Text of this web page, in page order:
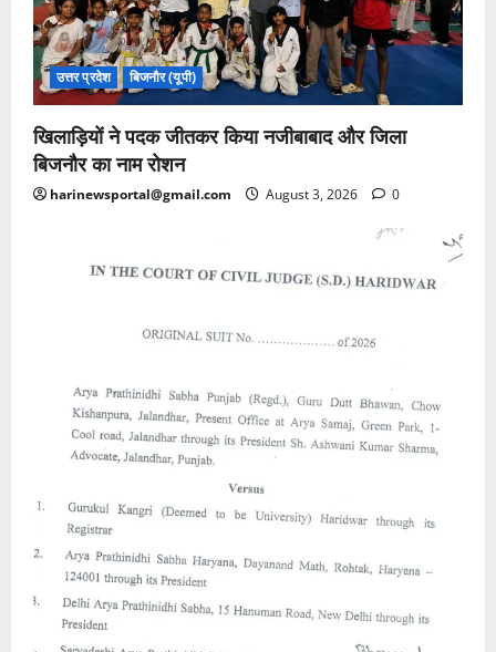
उत्तर प्रदेश बिजनौर (यूपी)
खिलाड़ियों ने पदक जीतकर किया नजीबाबाद और जिला
बिजनौर का नाम रोशन
harinewsportal@gmail.com August 3, 2026 0